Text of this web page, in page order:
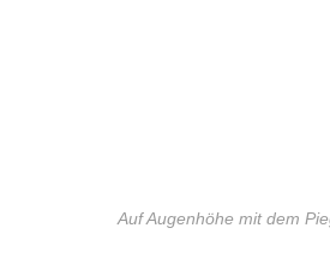
Auf Augenhöhe mit dem